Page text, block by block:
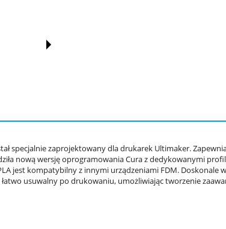
specjalnie zaprojektowany dla drukarek Ultimaker.
nową wersję oprogramowania Cura z dedykowanymi
jest kompatybilny z innymi urządzeniami FDM. Doskonale
usuwalny po drukowaniu, umożliwiając tworzenie